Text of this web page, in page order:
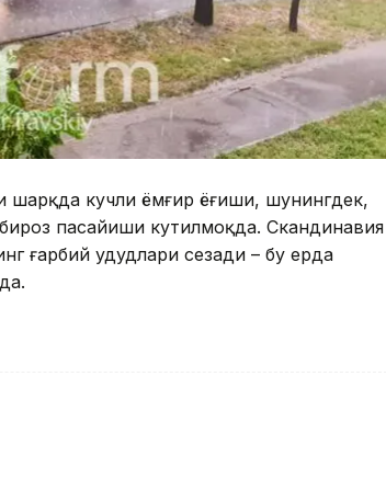
шарқда кучли ёмғир ёғиши, шунингдек,
пасайиши кутилмоқда. Скандинавия
ғарбий ҳудудлари сезади – бу ерда